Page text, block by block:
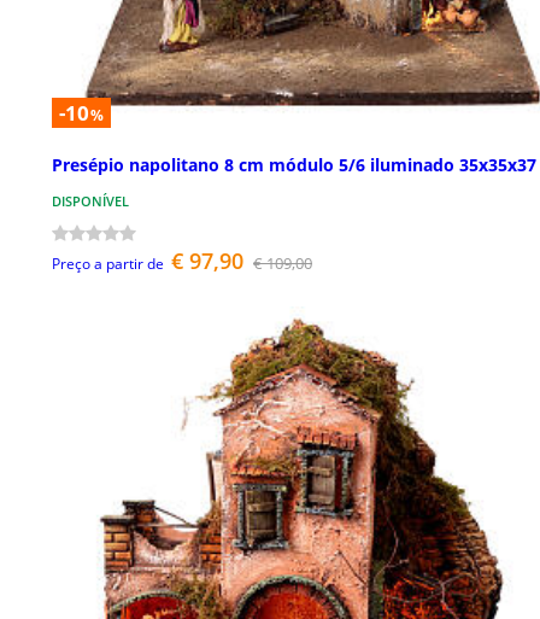
-10%
Presépio napolitano 8 cm módulo 5/6 iluminado
DISPONÍVEL
Preço a partir de € 97,90 € 109,00